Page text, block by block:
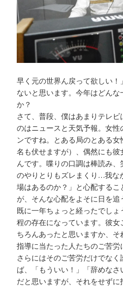
早く元の世界ん戻って欲しい
ないと思います。今年はどんな
か？
さて、普段、僕はあまりテレ
のはニュースと天気予報。女性
ンですね。とある局のとある
名も伏せますが）、偶然にも彼
んです。喋りの口調は棒読み、
のやりとりもズレまくり…我な
場はあるのか？」と心配する
が、そんな心配をよそに日を
既に一年ちょっと経ったでし
程の存在になっています。彼
ちろんあったと思いますか、
指導に当たった人たちのご苦労
さらにはそのご苦労だけでな
ば、「もういい！」「辞めな
だと思いますが、それをせず